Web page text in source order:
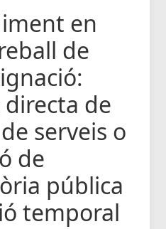
en
de
de
serveis o
de
pública
temporal